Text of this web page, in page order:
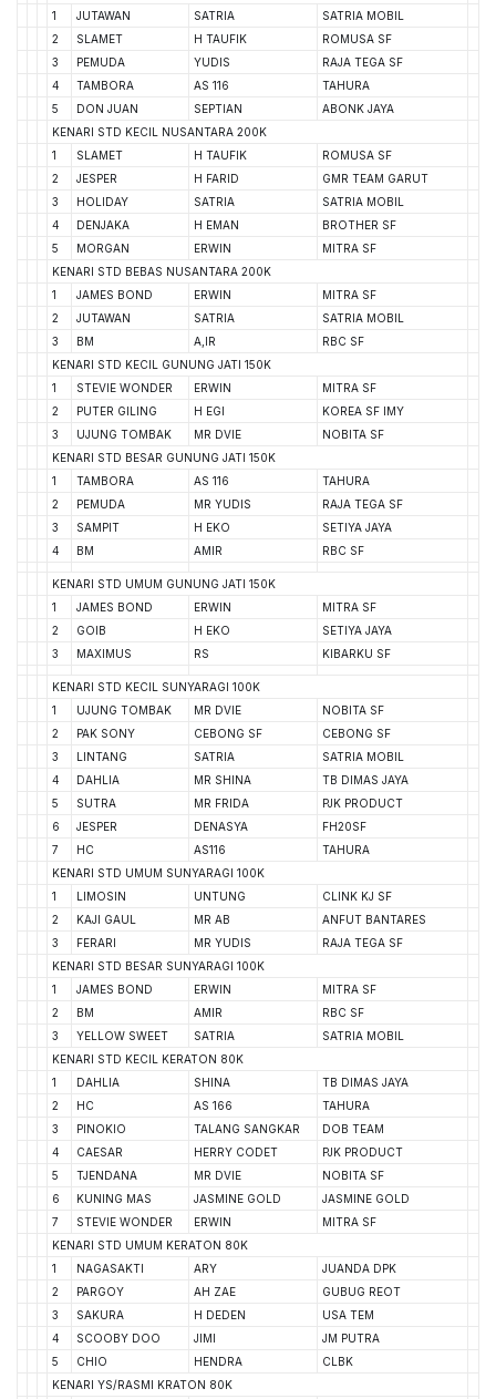
1
JUTAWAN SATRIA
SATRIA MOBIL
2
SLAMET H TAUFIK
ROMUSA SF
3
PEMUDA YUDIS
RAJA TEGA SF
4
TAMBORA AS 116
TAHURA
5
DON JUAN SEPTIAN
ABONK JAYA
KENARI STD KECIL NUSANTARA 200K
1
SLAMET H TAUFIK
ROMUSA SF
2
JESPER H FARID
GMR TEAM GARUT
3
HOLIDAY SATRIA
SATRIA MOBIL
4
DENJAKA H EMAN
BROTHER SF
5
MORGAN ERWIN
MITRA SF
KENARI STD BEBAS NUSANTARA 200K
1
JAMES BOND ERWIN
MITRA SF
2
JUTAWAN SATRIA
SATRIA MOBIL
3
BM A,IR
RBC SF
KENARI STD KECIL GUNUNG JATI 150K
1
STEVIE WONDER ERWIN
MITRA SF
2
PUTER GILING H EGI
KOREA SF IMY
3
UJUNG TOMBAK MR DVIE
NOBITA SF
KENARI STD BESAR GUNUNG JATI 150K
1
TAMBORA AS 116
TAHURA
2
PEMUDA MR YUDIS
RAJA TEGA SF
3
SAMPIT H EKO
SETIYA JAYA
4
BM AMIR RBC SF
KENARI STD UMUM GUNUNG JATI 150K
1
JAMES BOND ERWIN
MITRA SF
2
GOIB H EKO
SETIYA JAYA
3
MAXIMUS RS KIBARKU SF
KENARI STD KECIL SUNYARAGI 100K
1
UJUNG TOMBAK MR DVIE
NOBITA SF
2
PAK SONY CEBONG SF
CEBONG SF
3
LINTANG SATRIA
SATRIA MOBIL
4
DAHLIA MR SHINA
TB DIMAS JAYA
5
SUTRA MR FRIDA
PJK PRODUCT
6
JESPER DENASYA
FH20SF
7
HC AS116
TAHURA
KENARI STD UMUM SUNYARAGI 100K
1
LIMOSIN UNTUNG
CLINK KJ SF
2
KAJI GAUL MR AB
ANFUT BANTARES
3
FERARI MR YUDIS
RAJA TEGA SF
KENARI STD BESAR SUNYARAGI 100K
1
JAMES BOND ERWIN
MITRA SF
2
BM AMIR
RBC SF
3
YELLOW SWEET SATRIA
SATRIA MOBIL
KENARI STD KECIL KERATON 80K
1
DAHLIA SHINA
TB DIMAS JAYA
2
HC AS 166
TAHURA
3
PINOKIO TALANG SANGKAR
DOB TEAM
4
CAESAR HERRY CODET
PJK PRODUCT
5
TJENDANA MR DVIE
NOBITA SF
6
KUNING MAS JASMINE GOLD
JASMINE GOLD
7
STEVIE WONDER ERWIN
MITRA SF
KENARI STD UMUM KERATON 80K
1
NAGASAKTI ARY
JUANDA DPK
2
PARGOY AH ZAE
GUBUG REOT
3
SAKURA H DEDEN
USA TEM
4
SCOOBY DOO JIMI
JM PUTRA
5
CHIO HENDRA
CLBK
KENARI YS/RASMI KRATON 80K